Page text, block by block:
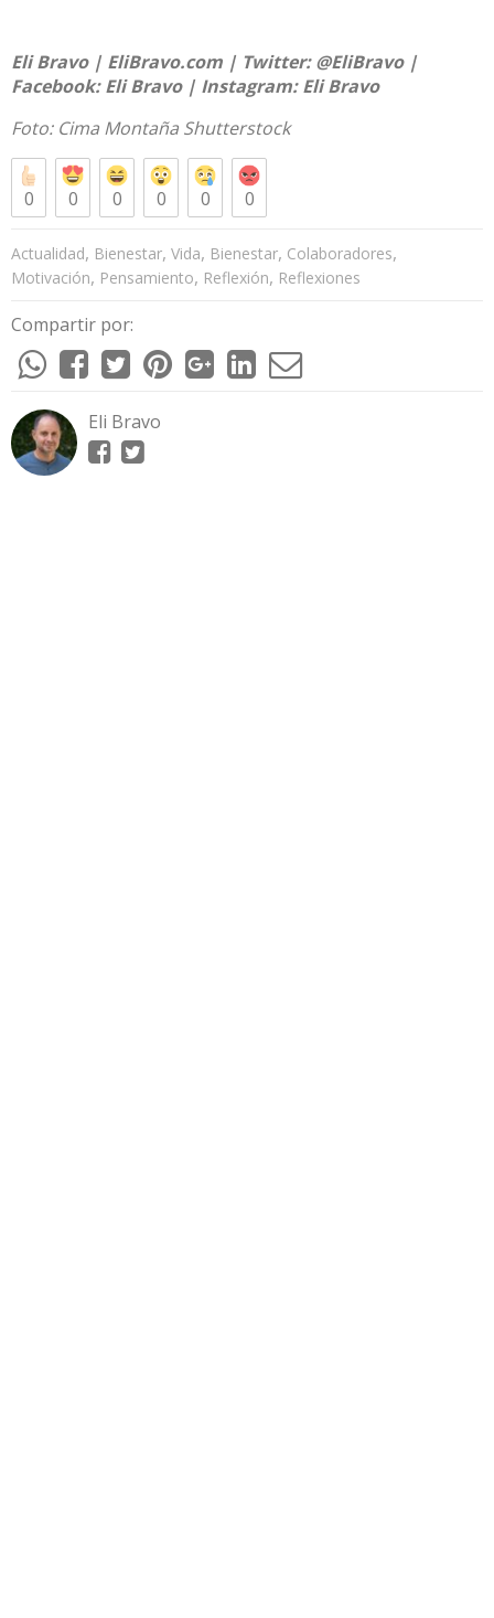
Eli Bravo | EliBravo.com | Twitter:@EliBravo|
Facebook:Eli Bravo| Instagram:Eli Bravo
Foto: Cima Montaña Shutterstock
0 0 0 0 0 0
Actualidad, Bienestar, Vida, Bienestar, Colaboradores,
Motivación, Pensamiento, Reflexión, Reflexiones
Compartir por:
Eli Bravo